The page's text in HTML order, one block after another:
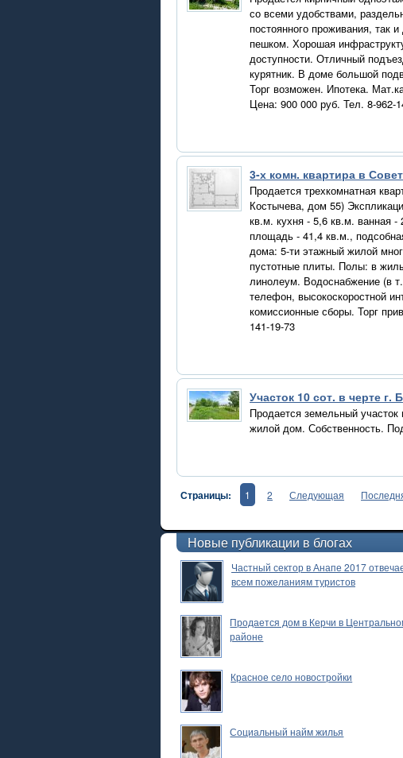
со всеми удобствами,
постоянного проживания, так
пешком. Хорошая
доступности. Отличный
курятник. В доме большой
Торг возможен. Ипотека.
Цена: 900 000 руб. Тел. 8-962-
3-х комн. квартира в
Продается трехкомнатная
Костычева, дом 55)
кв.м. кухня - 5,6 кв.м. ванная
площадь - 41,4 кв.м.,
дома: 5-ти этажный жилой
пустотные плиты. Полы: в
линолеум. Водоснабжение (в
телефон, высокоскоростной
комиссионные сборы. Торг
141-19-73
Участок 10 сот. в черте г.
Продается земельный
жилой дом. Собственность.
Страницы: 1 2 Следующая
Новые публикации в блогах
Частный сектор в Анапе 2017
всем пожеланиям туристов
Продается дом в Керчи в
районе
Красное село новостройки
Социальный найм жилья